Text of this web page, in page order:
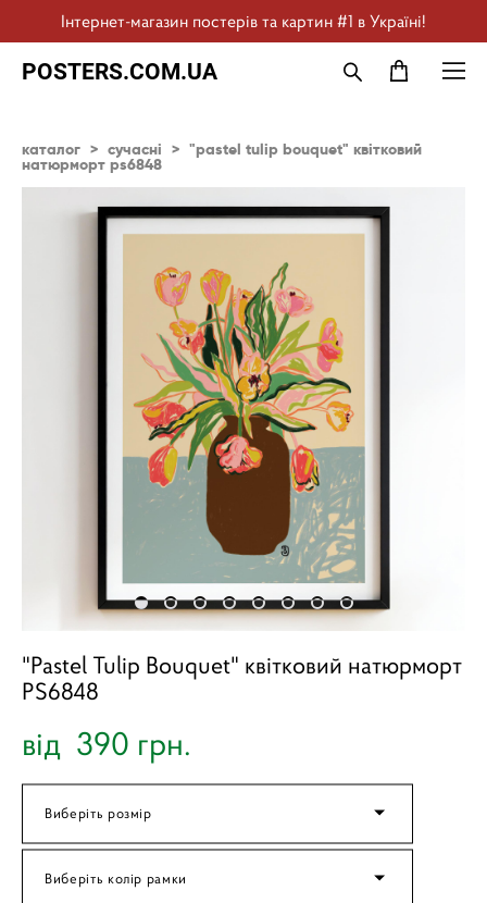
Інтернет-магазин постерів та картин #1 в Україні!
POSTERS.COM.UA
каталог > сучасні > "pastel tulip bouquet" квітковий
натюрморт ps6848
"Pastel Tulip Bouquet" квітковий натюрморт
PS6848
від 390 грн.
Виберіть розмір
Виберіть колір рамки